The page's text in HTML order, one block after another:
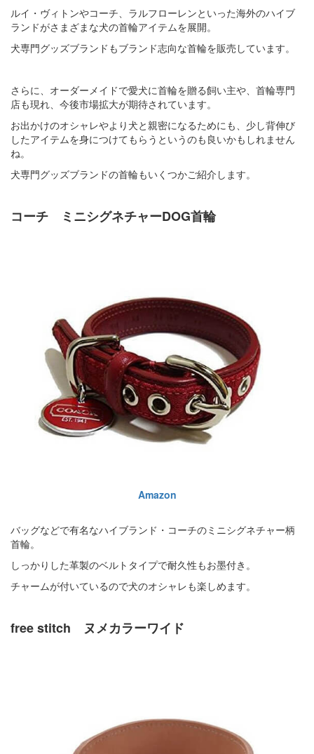
ルイ・ヴィトンやコーチ、ラルフローレンといった海外のハイブ
ランドがさまざまな犬の首輪アイテムを展開。
犬専門グッズブランドもブランド志向な首輪を販売しています。
さらに、オーダーメイドで愛犬に首輪を贈る飼い主や、首輪専門
店も現れ、今後市場拡大が期待されています。
お出かけのオシャレやより犬と親密になるためにも、少し背伸び
したアイテムを身につけてもらうというのも良いかもしれません
ね。
犬専門グッズブランドの首輪もいくつかご紹介します。
コーチ ミニシグネチャーDOG首輪
Amazon
バッグなどで有名なハイブランド・コーチのミニシグネチャー柄
首輪。
しっかりした革製のベルトタイプで耐久性もお墨付き。
チャームが付いているので犬のオシャレも楽しめます。
free stitch ヌメカラーワイド